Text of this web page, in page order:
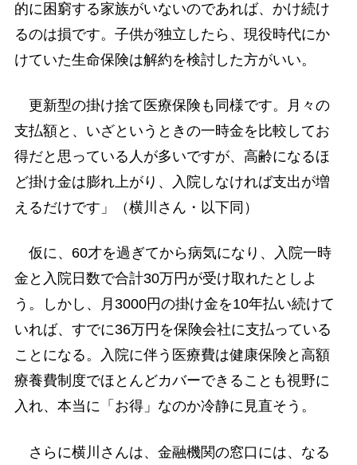
的に困窮する家族がいないのであれば、かけ続け
るのは損です。子供が独立したら、現役時代にか
けていた生命保険は解約を検討した方がいい。
更新型の掛け捨て医療保険も同様です。月々の
支払額と、いざというときの一時金を比較してお
得だと思っている人が多いですが、高齢になるほ
ど掛け金は膨れ上がり、入院しなければ支出が増
えるだけです」（横川さん・以下同）
仮に、60才を過ぎてから病気になり、入院一時
金と入院日数で合計30万円が受け取れたとしよ
う。しかし、月3000円の掛け金を10年払い続けて
いれば、すでに36万円を保険会社に支払っている
ことになる。入院に伴う医療費は健康保険と高額
療養費制度でほとんどカバーできることも視野に
入れ、本当に「お得」なのか冷静に見直そう。
さらに横川さんは、金融機関の窓口には、なる